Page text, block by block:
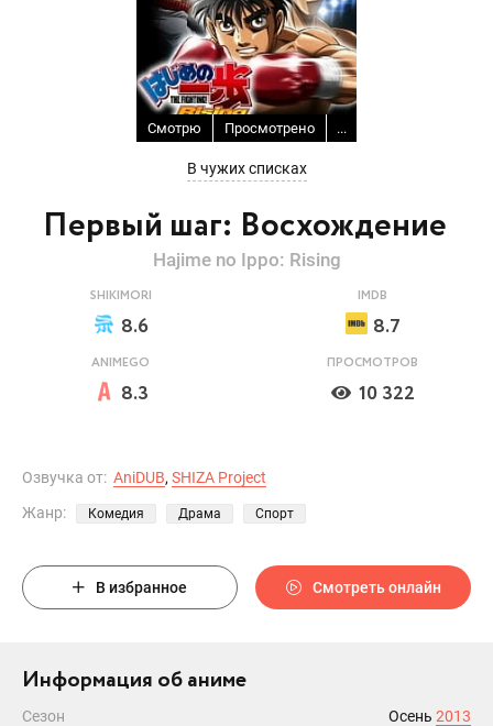
Первый шаг: Восхождение
Смотрю Просмотрено ...
В чужих списках
Hajime no Ippo: Rising
SHIKIMORI
8.6
IMDB
8.7
ANIMEGO
8.3
ПРОСМОТРОВ
10 322
Озвучка от: AniDUB, SHIZA Project
Жанр:
Комедия Драма Спорт
В избранное Смотреть онлайн
Информация об аниме
Сезон Осень 2013